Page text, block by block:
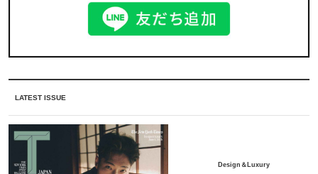
LATEST ISSUE
Design＆Luxury